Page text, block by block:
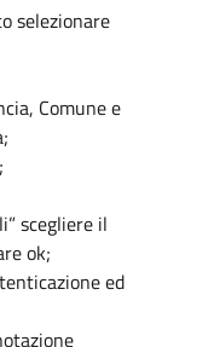
selezionare
Comune e
scegliere il
ok;
ed